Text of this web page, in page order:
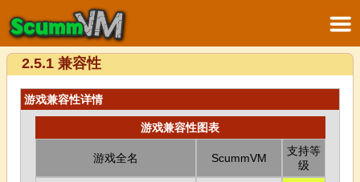
2.5.1 兼容性
游戏兼容性详情
游戏兼容性图表
游戏全名 ScummVM
支持等
级